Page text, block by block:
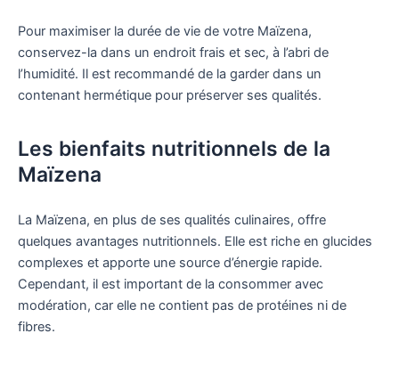
Pour maximiser la durée de vie de votre Maïzena,
conservez-la dans un endroit frais et sec, à l’abri de
l’humidité. Il est recommandé de la garder dans un
contenant hermétique pour préserver ses qualités.
Les bienfaits nutritionnels de la
Maïzena
La Maïzena, en plus de ses qualités culinaires, offre
quelques avantages nutritionnels. Elle est riche en glucides
complexes et apporte une source d’énergie rapide.
Cependant, il est important de la consommer avec
modération, car elle ne contient pas de protéines ni de
fibres.